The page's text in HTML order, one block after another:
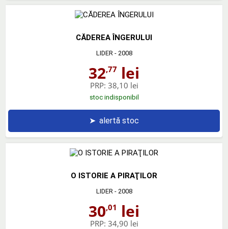
CĂDEREA ÎNGERULUI
LIDER - 2008
32,77 lei
PRP: 38,10 lei
stoc indisponibil
➤ alertă stoc
O ISTORIE A PIRAŢILOR
LIDER - 2008
30,01 lei
PRP: 34,90 lei